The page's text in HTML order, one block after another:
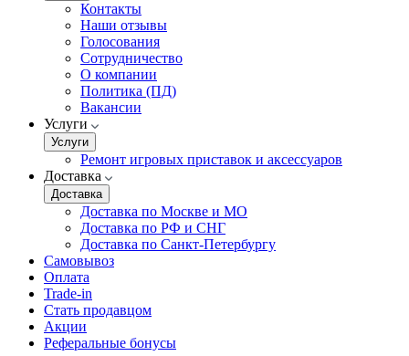
Контакты
Наши отзывы
Голосования
Сотрудничество
О компании
Политика (ПД)
Вакансии
Услуги
Услуги
Ремонт игровых приставок и аксессуаров
Доставка
Доставка
Доставка по Москве и МО
Доставка по РФ и СНГ
Доставка по Санкт-Петербургу
Самовывоз
Оплата
Trade-in
Стать продавцом
Акции
Реферальные бонусы